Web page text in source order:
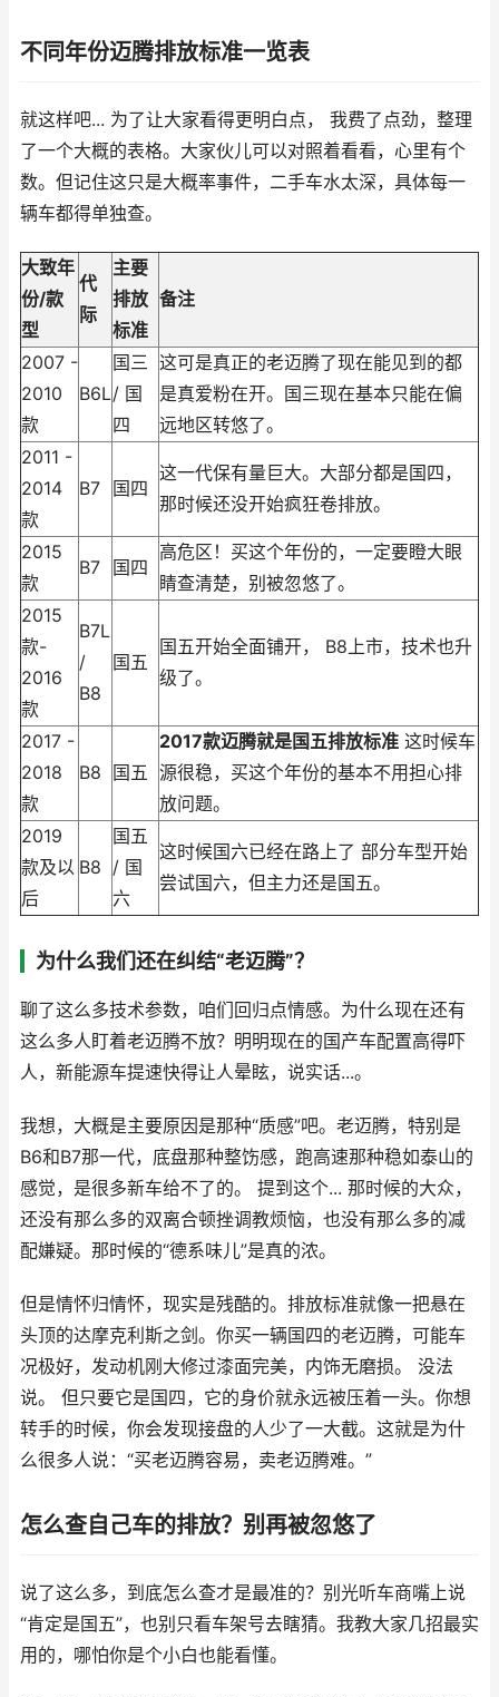
不同年份迈腾排放标准一览表
就这样吧... 为了让大家看得更明白点， 我费了点劲，整理
了一个大概的表格。大家伙儿可以对照着看看，心里有个
数。但记住这只是大概率事件，二手车水太深，具体每一
辆车都得单独查。
大致年
份/款
型
代
际
主要
排放
标准
备注
2007 -
2010
款
B6L
国三
/ 国
四
这可是真正的老迈腾了现在能见到的都
是真爱粉在开。国三现在基本只能在偏
远地区转悠了。
2011 -
2014
款
B7 国四
这一代保有量巨大。大部分都是国四，
那时候还没开始疯狂卷排放。
2015
款
B7 国四
高危区！买这个年份的，一定要瞪大眼
睛查清楚，别被忽悠了。
2015
款-
2016
款
B7L
/
B8
国五
国五开始全面铺开， B8上市，技术也升
级了。
2017 -
2018
款
B8 国五
2017款迈腾就是国五排放标准 这时候车
源很稳，买这个年份的基本不用担心排
放问题。
2019
款及以
后
B8
国五
/ 国
六
这时候国六已经在路上了 部分车型开始
尝试国六，但主力还是国五。
为什么我们还在纠结“老迈腾”？
聊了这么多技术参数，咱们回归点情感。为什么现在还有
这么多人盯着老迈腾不放？明明现在的国产车配置高得吓
人，新能源车提速快得让人晕眩，说实话...。
我想，大概是主要原因是那种“质感”吧。老迈腾，特别是
B6和B7那一代，底盘那种整饬感，跑高速那种稳如泰山的
感觉，是很多新车给不了的。 提到这个... 那时候的大众，
还没有那么多的双离合顿挫调教烦恼，也没有那么多的减
配嫌疑。那时候的“德系味儿”是真的浓。
但是情怀归情怀，现实是残酷的。排放标准就像一把悬在
头顶的达摩克利斯之剑。你买一辆国四的老迈腾，可能车
况极好，发动机刚大修过漆面完美，内饰无磨损。 没法
说。 但只要它是国四，它的身价就永远被压着一头。你想
转手的时候，你会发现接盘的人少了一大截。这就是为什
么很多人说：“买老迈腾容易，卖老迈腾难。”
怎么查自己车的排放？别再被忽悠了
说了这么多，到底怎么查才是最准的？别光听车商嘴上说
“肯定是国五”，也别只看车架号去瞎猜。我教大家几招最实
用的，哪怕你是个小白也能看懂。